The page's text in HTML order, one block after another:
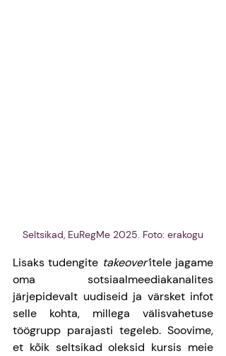
Seltsikad, EuRegMe 2025. Foto: erakogu
Lisaks tudengite takeover’itele jagame
oma sotsiaalmeediakanalites
järjepidevalt uudiseid ja värsket infot
selle kohta, millega välisvahetuse
töögrupp parajasti tegeleb. Soovime,
et kõik seltsikad oleksid kursis meie